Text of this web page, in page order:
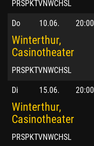
PRSPKTVNWCHSL
Do 10.06. 20:00
Winterthur,
Casinotheater
PRSPKTVNWCHSL
Di 15.06. 20:00
Winterthur,
Casinotheater
PRSPKTVNWCHSL